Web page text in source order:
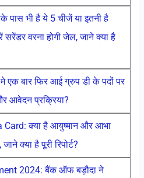
भी है ये 5 चीजें या इतनी है
वरना होगी जेल, जाने क्या है
बार फिर आई ग्रुप डी के पदों पर
और आवेदन प्रक्रिया?
क्या है आयुष्मान और आभा
क्या है पूरी रिपोर्ट?
2024: बैंक ऑफ बड़ौदा ने